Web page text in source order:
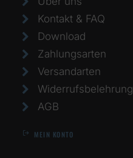
Kontakt & FAQ
Download
Zahlungsarten
Versandarten
Widerrufsbelehrung
AGB
MEIN KONTO